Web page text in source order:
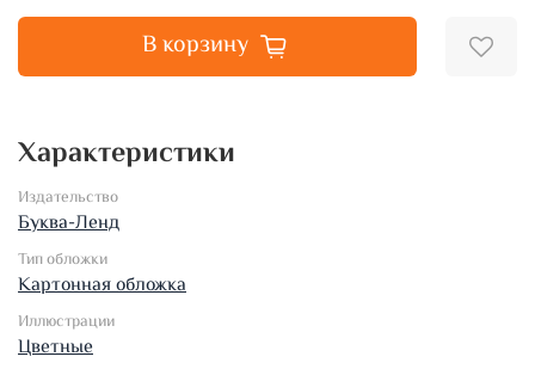
В корзину
Характеристики
Издательство
Буква-Ленд
Тип обложки
Картонная обложка
Иллюстрации
Цветные